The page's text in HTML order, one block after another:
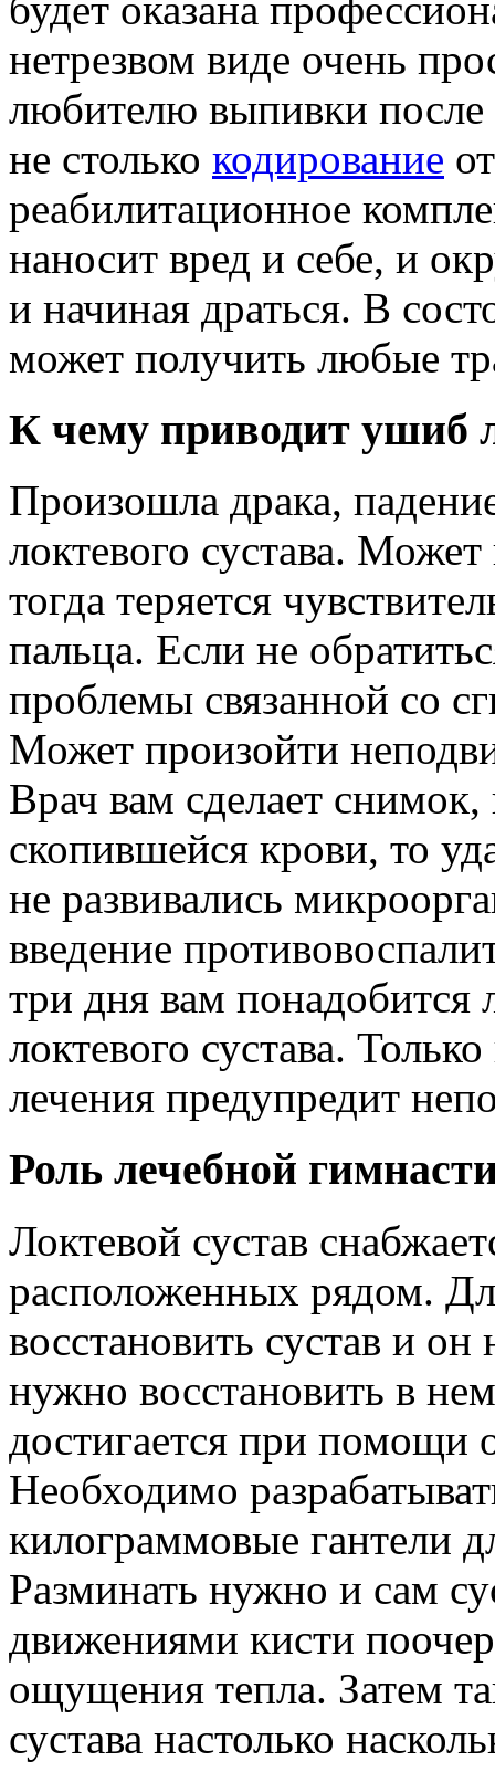
нетрезвом виде очень
любителю выпивки после
не столько кодирование
реабилитационное
наносит вред и себе, и
и начиная драться. В
может получить любые
К чему приводит ушиб
Произошла драка,
локтевого сустава.
тогда теряется
пальца. Если не
проблемы связанной со
Может произойти
Врач вам сделает снимок,
скопившейся крови, то
не развивались
введение
три дня вам понадобится
локтевого сустава.
лечения предупредит
Роль лечебной
Локтевой сустав
расположенных рядом.
восстановить сустав и он
нужно восстановить в
достигается при помощи
Необходимо
килограммовые гантели
Разминать нужно и сам
движениями кисти
ощущения тепла. Затем
сустава настолько